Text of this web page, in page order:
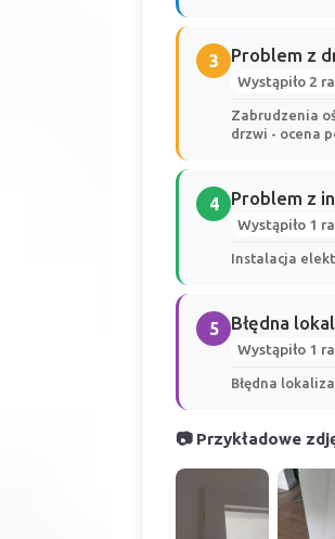
3 Problem z
Wystąpiło 2
Zabrudzenia
drzwi - ocena
4 Problem z
Wystąpiło 1
Instalacja
5 Błędna
Wystąpiło 1
Błędna
📷 Przykładowe